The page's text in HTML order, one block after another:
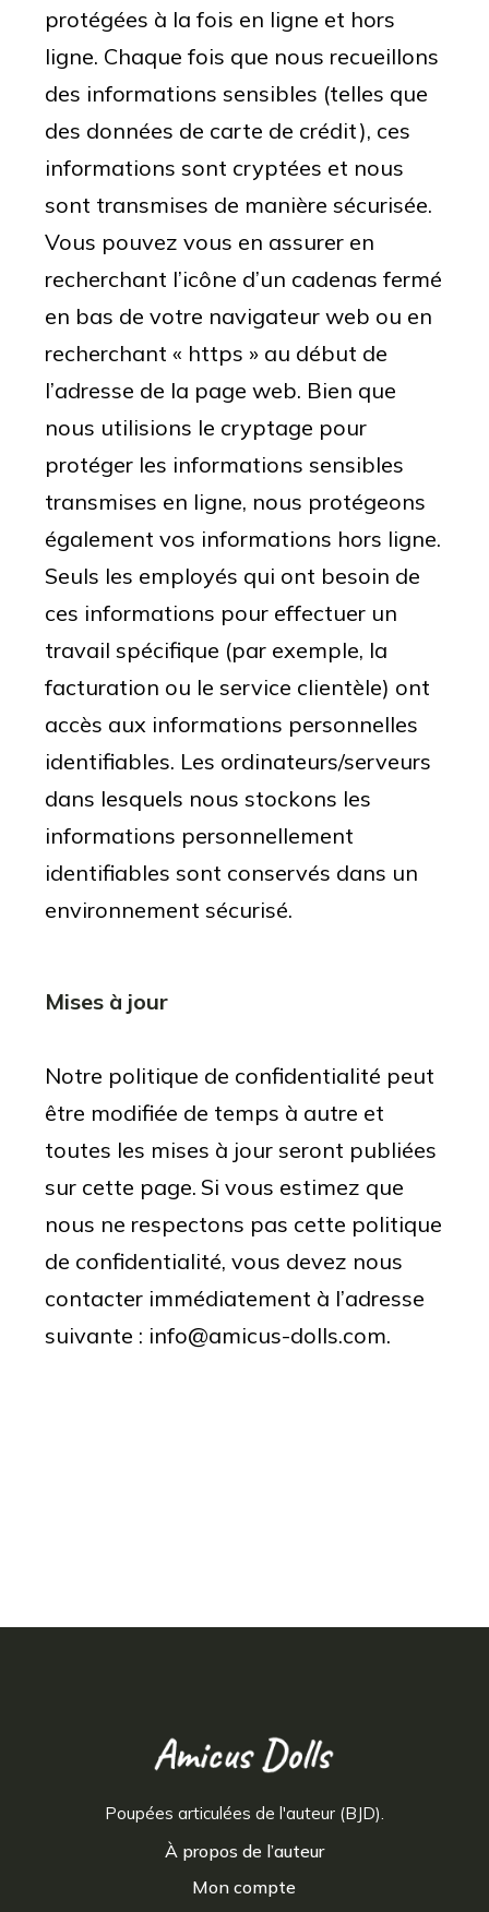
protégées à la fois en ligne et hors
ligne. Chaque fois que nous recueillons
des informations sensibles (telles que
des données de carte de crédit), ces
informations sont cryptées et nous
sont transmises de manière sécurisée.
Vous pouvez vous en assurer en
recherchant l’icône d’un cadenas fermé
en bas de votre navigateur web ou en
recherchant « https » au début de
l’adresse de la page web. Bien que
nous utilisions le cryptage pour
protéger les informations sensibles
transmises en ligne, nous protégeons
également vos informations hors ligne.
Seuls les employés qui ont besoin de
ces informations pour effectuer un
travail spécifique (par exemple, la
facturation ou le service clientèle) ont
accès aux informations personnelles
identifiables. Les ordinateurs/serveurs
dans lesquels nous stockons les
informations personnellement
identifiables sont conservés dans un
environnement sécurisé.
Mises à jour
Notre politique de confidentialité peut
être modifiée de temps à autre et
toutes les mises à jour seront publiées
sur cette page. Si vous estimez que
nous ne respectons pas cette politique
de confidentialité, vous devez nous
contacter immédiatement à l’adresse
suivante : info@amicus-dolls.com.
À propos de l’auteur
Mon compte
Poupées articulées de l'auteur (BJD).